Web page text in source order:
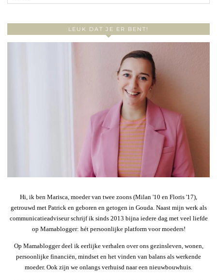
LEUK DAT JE ER BENT!
Hi, ik ben Marisca, moeder van twee zoons (Milan '10 en Floris '17),
getrouwd met Patrick en geboren en getogen in Gouda. Naast mijn werk als
communicatieadviseur schrijf ik sinds 2013 bijna iedere dag met veel liefde
op Mamablogger: hét persoonlijke platform voor moeders!
Op Mamablogger deel ik eerlijke verhalen over ons gezinsleven, wonen,
persoonlijke financiën, mindset en het vinden van balans als werkende
moeder. Ook zijn we onlangs verhuisd naar een nieuwbouwhuis.